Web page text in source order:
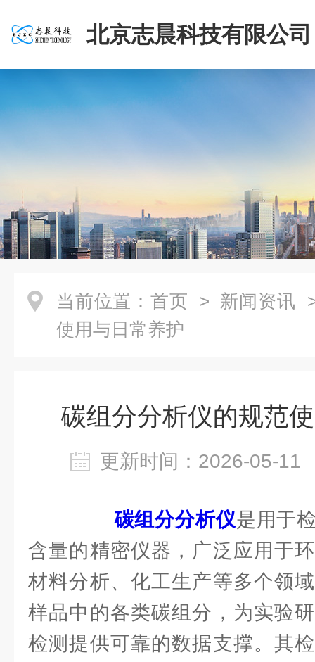
北京志晨科技有限公司
当前位置： 首页 > 新闻资讯
使用与日常养护
碳组分分析仪的规范
更新时间：2026-05-
碳组分分析仪是用于
含量的精密仪器，广泛应用于
材料分析、化工生产等多个领
样品中的各类碳组分，为实验
检测提供可靠的数据支撑。其